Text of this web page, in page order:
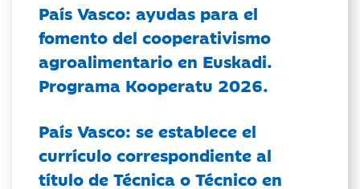
País Vasco: ayudas para el
fomento del cooperativismo
agroalimentario en Euskadi.
Programa Kooperatu 2026.
País Vasco: se establece el
currículo correspondiente al
título de Técnica o Técnico en